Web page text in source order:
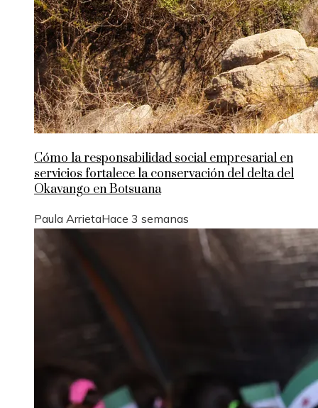
Cómo la responsabilidad social empresarial en
servicios fortalece la conservación del delta del
Okavango en Botsuana
Paula ArrietaHace 3 semanas